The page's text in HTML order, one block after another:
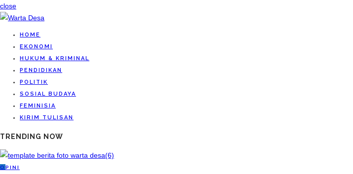
close
HOME
EKONOMI
HUKUM & KRIMINAL
PENDIDIKAN
POLITIK
SOSIAL BUDAYA
FEMINISIA
KIRIM TULISAN
TRENDING NOW
O PINI